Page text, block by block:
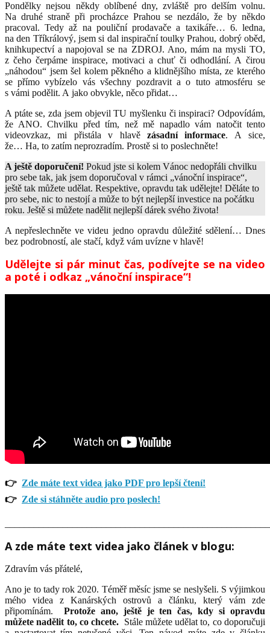
Pondělky nejsou někdy oblíbené dny, zvláště pro delším volnu.
Na druhé straně při procházce Prahou se nezdálo, že by někdo
pracoval. Tedy až na pouliční prodavače a taxikáře… 6. ledna,
na den Tříkrálový, jsem si dal inspirační toulky Prahou, dobrý oběd,
knihkupectví a napojoval se na ZDROJ. Ano, mám na mysli TO,
z čeho čerpáme inspirace, motivaci a chuť či odhodlání. A čirou
„náhodou“ jsem šel kolem pěkného a klidnějšího místa, ze kterého
se přímo vybízelo vás všechny pozdravit a o tuto atmosféru se
s vámi podělit. A jako obvykle, něco přidat…
A ptáte se, zda jsem objevil TU myšlenku či inspiraci? Odpovídám,
že ANO. Chvilku před tím, než mě napadlo vám natočit tento
videovzkaz, mi přistála v hlavě zásadní informace. A sice,
že… Ha, to zatím neprozradím. Prostě si to poslechněte!
A ještě doporučení! Pokud jste si kolem Vánoc nedopřáli chvilku
pro sebe tak, jak jsem doporučoval v rámci „vánoční inspirace“,
ještě tak můžete udělat. Respektive, opravdu tak udělejte! Děláte to
pro sebe, nic to nestojí a může to být nejlepší investice na počátku
roku. Ještě si můžete nadělit nejlepší dárek svého života!
A nepřeslechněte ve videu jedno opravdu důležité sdělení… Dnes
bez podrobností, ale stačí, když vám uvízne v hlavě!
Udělejte si pár minut čas, podívejte se na video
a poté i odkaz „vánoční inspirace“!
👉 Zde máte text videa jako PDF pro lepší čtení!
👉 Zde si stáhněte audio pro poslech!
A zde máte text videa jako článek v blogu:
Zdravím vás přátelé,
Ano je to tady rok 2020. Téměř měsíc jsme se neslyšeli. S výjimkou
mého videa z Kanárských ostrovů a článku, který vám zde
připomínám. Protože ano, ještě je ten čas, kdy si opravdu
můžete nadělit to, co chcete. Stále můžete udělat to, co doporučuji